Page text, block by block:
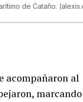
de Cataño. (
acompañaron al